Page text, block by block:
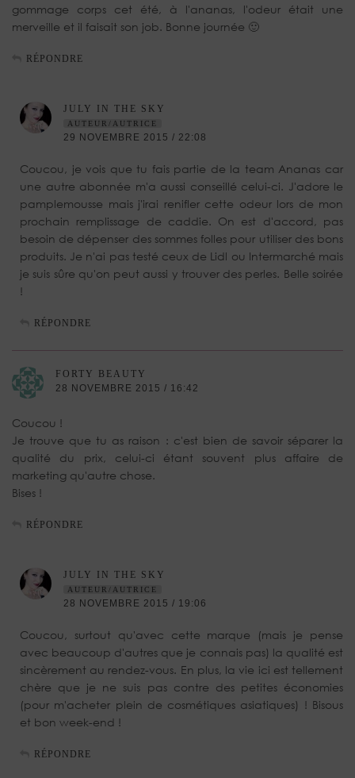
gommage corps cet été, à l'ananas, l'odeur était une
merveille et il faisait son job. Bonne journée 🙂
RÉPONDRE
JULY IN THE SKY
AUTEUR/AUTRICE
29 NOVEMBRE 2015 / 22:08
Coucou, je vois que tu fais partie de la team Ananas car
une autre abonnée m'a aussi conseillé celui-ci. J'adore le
pamplemousse mais j'irai renifler cette odeur lors de mon
prochain remplissage de caddie. On est d'accord, pas
besoin de dépenser des sommes folles pour utiliser des bons
produits. Je n'ai pas testé ceux de Lidl ou Intermarché mais
je suis sûre qu'on peut aussi y trouver des perles. Belle soirée
!
RÉPONDRE
FORTY BEAUTY
28 NOVEMBRE 2015 / 16:42
Coucou !
Je trouve que tu as raison : c'est bien de savoir séparer la
qualité du prix, celui-ci étant souvent plus affaire de
marketing qu'autre chose.
Bises !
RÉPONDRE
JULY IN THE SKY
AUTEUR/AUTRICE
28 NOVEMBRE 2015 / 19:06
Coucou, surtout qu'avec cette marque (mais je pense
avec beaucoup d'autres que je connais pas) la qualité est
sincèrement au rendez-vous. En plus, la vie ici est tellement
chère que je ne suis pas contre des petites économies
(pour m'acheter plein de cosmétiques asiatiques) ! Bisous
et bon week-end !
RÉPONDRE